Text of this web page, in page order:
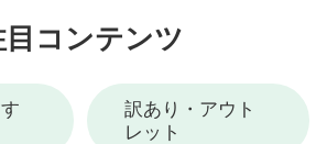
目コンテンツ
訳あり・アウト
レット